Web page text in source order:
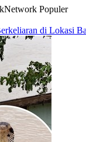
Populer
di Lokasi